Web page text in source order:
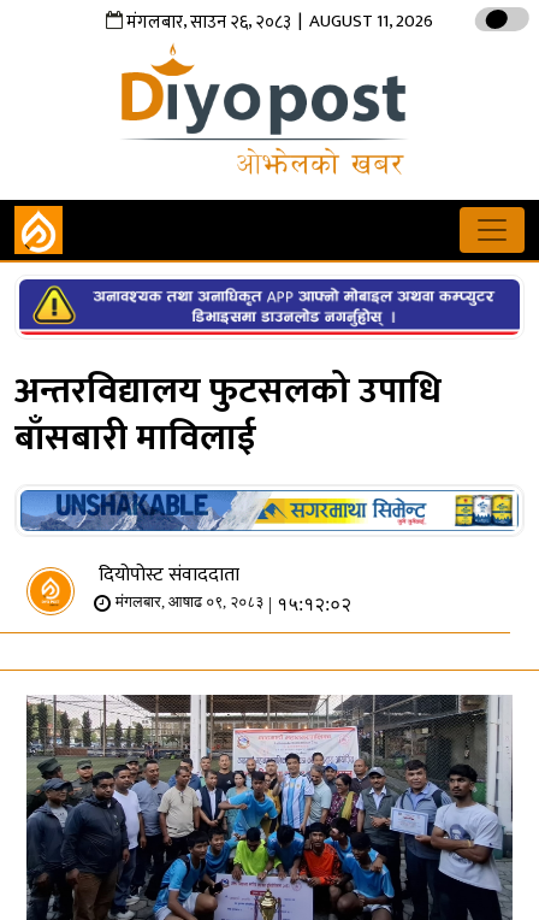
मंगलबार,साउन२६,२०८३ | AUGUST 11, 2026
अन्तरविद्यालय फुटसलको उपाधि
बाँसबारी माविलाई
दियोपोस्ट संवाददाता
मंगलबार, आषाढ ०९, २०८३ | १५:१२:०२